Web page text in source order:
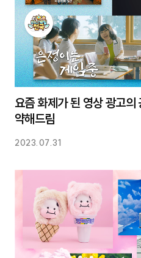
요즘 화제가 된 영상 광고
약해드림
2023.07.31